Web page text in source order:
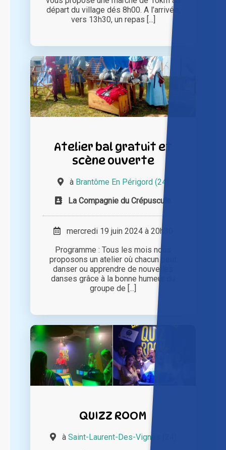
départ du village dés 8h00. A l’arrivée,
vers 13h30, un repas [...]
Atelier bal gratuit et
scène ouverte
à Brantôme En Périgord (24)
La Compagnie du Crépuscule
mercredi 19 juin 2024 à 20h30
Programme : Tous les mois nous
proposons un atelier où chacun peut
danser ou apprendre de nouvelles
danses grâce à la bonne humeur du
groupe de [...]
QUIZZ ROOM
à Saint-Laurent-Des-Vignes (24)